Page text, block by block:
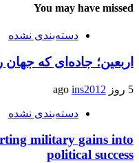
You may have missed
دسته‌بندی نشده
اربعین؛ جاده‌ای که جهان
5 روز ago ins2012
دسته‌بندی نشده
military gains into
political success